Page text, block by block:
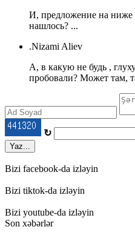
И, предложение на ниже
нашлось? ...
.Nizami Aliev
А, в какую не будь ,
пробовали? Может там,
↻
Yaz...
Bizi facebook-da izləyin
Bizi tiktok-da izləyin
Bizi youtube-da izləyin
Son xəbərlər